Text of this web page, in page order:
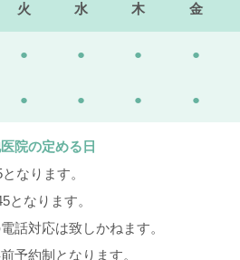
火 水 木 金
● ● ● ●
● ● ● ●
院の定める日
なります。
となります。
話対応は致しかねます。
予約制となります。